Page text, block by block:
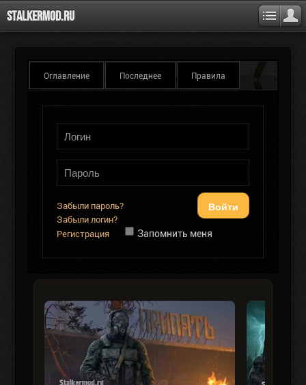
Stalkermod.ru
Оглавление Последнее Правила
Войти
Забыли пароль?
Забыли логин?
Регистрация
Запомнить меня